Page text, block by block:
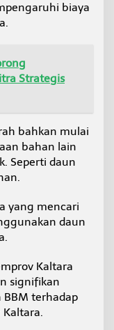
biaya
Strategis
bahkan mulai
bahan lain
Seperti daun
yang mencari
daun
Kaltara
signifikan
terhadap